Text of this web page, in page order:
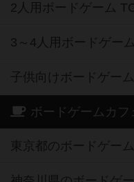
2人用ボードゲーム
3～4人用ボードゲー
子供向けボードゲー
ボードゲームカフ
東京都のボードゲー